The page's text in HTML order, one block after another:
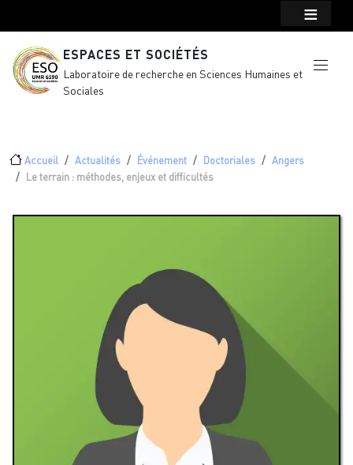
ESPACES ET SOCIÉTÉS
Laboratoire de recherche en Sciences Humaines et
Sociales
Fil d'Ariane
Accueil Actualités Événement Doctoriales
Angers
Le terrain : méthodes, enjeux et difficultés